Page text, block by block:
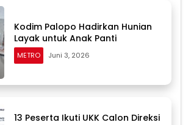
Kodim Palopo Hadirkan Hunian
Layak untuk Anak Panti
METRO Juni 3, 2026
13 Peserta Ikuti UKK Calon Direksi